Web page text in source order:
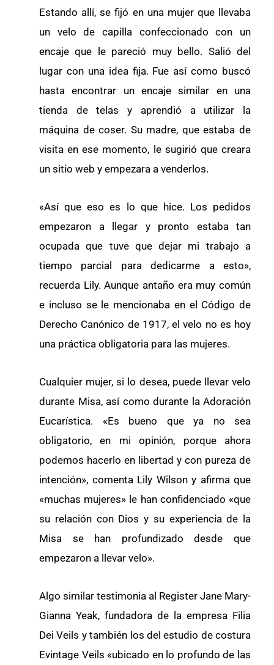
Estando allí, se fijó en una mujer que llevaba
un velo de capilla confeccionado con un
encaje que le pareció muy bello. Salió del
lugar con una idea fija. Fue así como buscó
hasta encontrar un encaje similar en una
tienda de telas y aprendió a utilizar la
máquina de coser. Su madre, que estaba de
visita en ese momento, le sugirió que creara
un sitio web y empezara a venderlos.
«Así que eso es lo que hice. Los pedidos
empezaron a llegar y pronto estaba tan
ocupada que tuve que dejar mi trabajo a
tiempo parcial para dedicarme a esto»,
recuerda Lily. Aunque antaño era muy común
e incluso se le mencionaba en el Código de
Derecho Canónico de 1917, el velo no es hoy
una práctica obligatoria para las mujeres.
Cualquier mujer, si lo desea, puede llevar velo
durante Misa, así como durante la Adoración
Eucarística. «Es bueno que ya no sea
obligatorio, en mi opinión, porque ahora
podemos hacerlo en libertad y con pureza de
intención», comenta Lily Wilson y afirma que
«muchas mujeres» le han confidenciado «que
su relación con Dios y su experiencia de la
Misa se han profundizado desde que
empezaron a llevar velo».
Algo similar testimonia al Register Jane Mary-
Gianna Yeak, fundadora de la empresa Filia
Dei Veils y también los del estudio de costura
Evintage Veils «ubicado en lo profundo de las